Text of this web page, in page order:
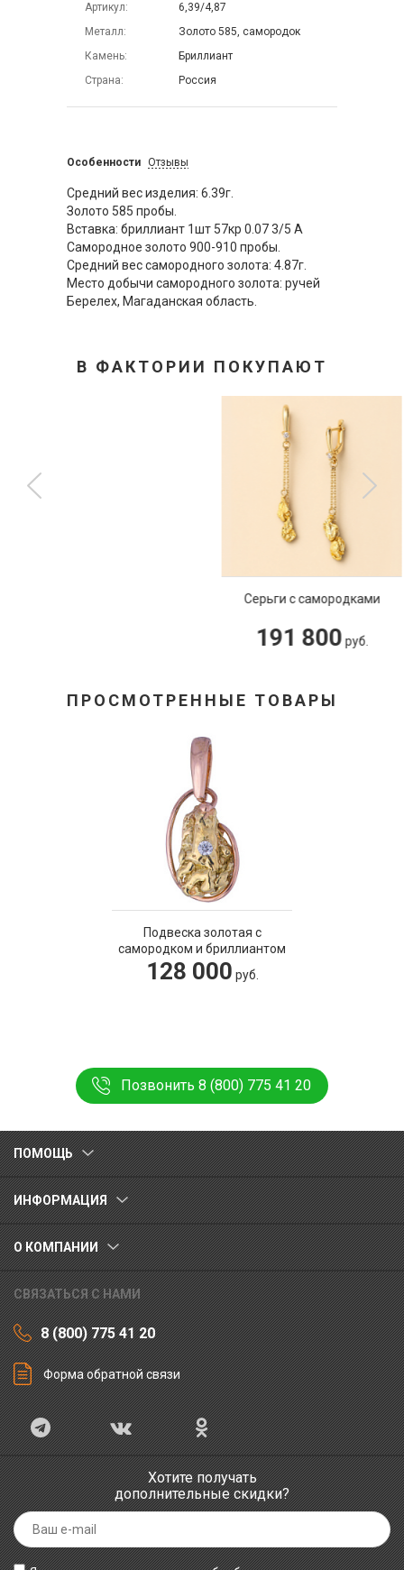
Артикул
6,39/4,87
Металл
Золото 585, самородок
Камень
Бриллиант
Страна
Россия
Особенности Отзывы
Средний вес изделия: 6.39г.
Золото 585 пробы.
Вставка: бриллиант 1шт 57кр 0.07 3/5 А
Самородное золото 900-910 пробы.
Средний вес самородного золота: 4.87г.
Место добычи самородного золота: ручей
Берелех, Магаданская область.
В ФАКТОРИИ ПОКУПАЮТ
Серьги с самородками
191 800 руб.
ПРОСМОТРЕННЫЕ ТОВАРЫ
Подвеска золотая с
самородком и бриллиантом
128 000 руб.
Позвонить 8 (800) 775 41 20
ПОМОЩЬ
ИНФОРМАЦИЯ
О КОМПАНИИ
СВЯЗАТЬСЯ С НАМИ
8 (800) 775 41 20
Форма обратной связи
Хотите получать
дополнительные скидки?